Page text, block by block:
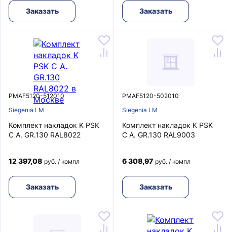
Заказать Заказать
PMAF5120-512010
Siegenia LM
Комплект накладок K PSK
C A. GR.130 RAL8022
12 397,08 руб. / компл
Заказать
PMAF5120-502010
Siegenia LM
Комплект накладок K PSK
C A. GR.130 RAL9003
6 308,97 руб. / компл
Заказать